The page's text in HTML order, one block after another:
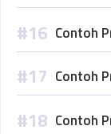
Contoh
Contoh
Contoh